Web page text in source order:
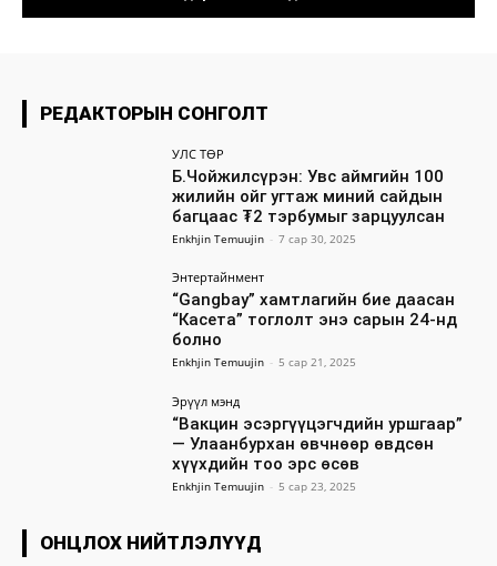
РЕДАКТОРЫН СОНГОЛТ
УЛС ТӨР
Б.Чойжилсүрэн: Увс аймгийн 100
жилийн ойг угтаж миний сайдын
багцаас ₮2 тэрбумыг зарцуулсан
Enkhjin Temuujin - 7 сар 30, 2025
Энтертайнмент
“Gangbay” хамтлагийн бие даасан
“Касета” тоглолт энэ сарын 24-нд
болно
Enkhjin Temuujin - 5 сар 21, 2025
Эрүүл мэнд
“Вакцин эсэргүүцэгчдийн уршгаар”
— Улаанбурхан өвчнөөр өвдсөн
хүүхдийн тоо эрс өсөв
Enkhjin Temuujin - 5 сар 23, 2025
ОНЦЛОХ НИЙТЛЭЛҮҮД